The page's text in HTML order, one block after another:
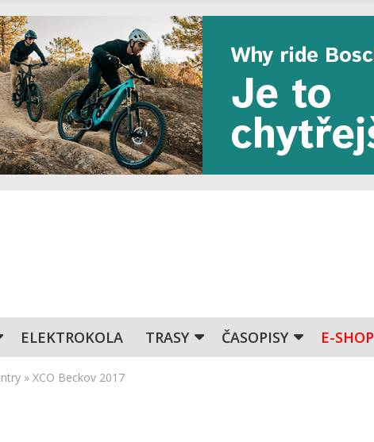
ELEKTROKOLA TRASY ČASOPISY E-SHOP
» XCO Beckov 2017